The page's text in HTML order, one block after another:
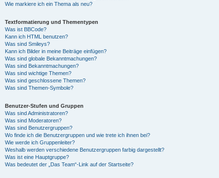
Wie markiere ich ein Thema als neu?
Textformatierung und Thementypen
Was ist BBCode?
Kann ich HTML benutzen?
Was sind Smileys?
Kann ich Bilder in meine Beiträge einfügen?
Was sind globale Bekanntmachungen?
Was sind Bekanntmachungen?
Was sind wichtige Themen?
Was sind geschlossene Themen?
Was sind Themen-Symbole?
Benutzer-Stufen und Gruppen
Was sind Administratoren?
Was sind Moderatoren?
Was sind Benutzergruppen?
Wo finde ich die Benutzergruppen und wie trete ich ihnen bei?
Wie werde ich Gruppenleiter?
Weshalb werden verschiedene Benutzergruppen farbig dargestellt?
Was ist eine Hauptgruppe?
Was bedeutet der „Das Team“-Link auf der Startseite?